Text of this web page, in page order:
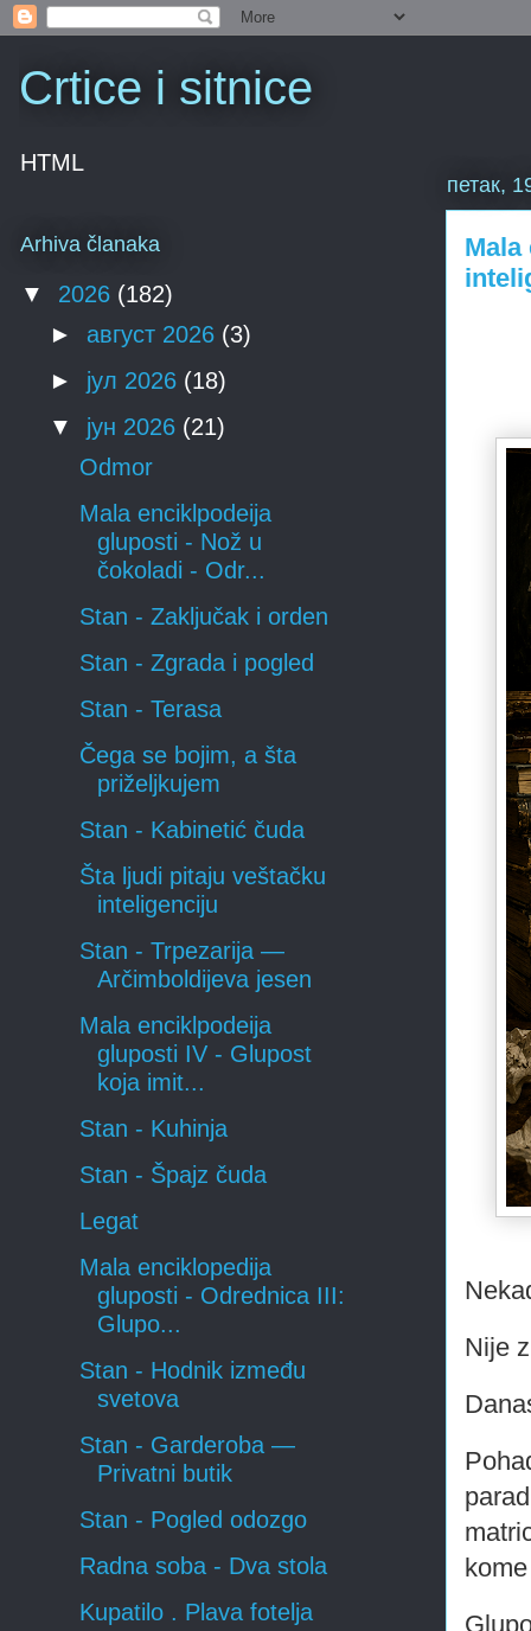
Crtice i sitnice
петак,
Nije
HTML
Arhiva članaka
▼ 2026 (182)
► август 2026 (3)
► јул 2026 (18)
▼ јун 2026 (21)
Odmor
Mala enciklpodeija
gluposti - Nož u
čokoladi - Odr...
Stan - Zaključak i orden
Stan - Zgrada i pogled
Stan - Terasa
Čega se bojim, a šta
priželjkujem
Stan - Kabinetić čuda
Šta ljudi pitaju veštačku
inteligenciju
Stan - Trpezarija —
Arčimboldijeva jesen
Mala enciklpodeija
gluposti IV - Glupost
koja imit...
Stan - Kuhinja
Stan - Špajz čuda
Legat
Mala enciklopedija
gluposti - Odrednica III:
Glupo...
Stan - Hodnik između
svetova
Stan - Garderoba —
Privatni butik
Stan - Pogled odozgo
Radna soba - Dva stola
Kupatilo . Plava fotelja